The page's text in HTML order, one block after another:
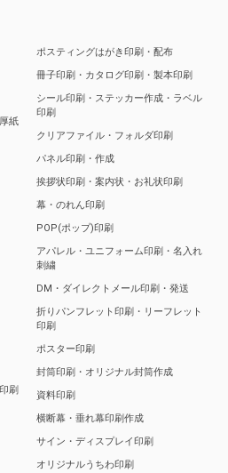
紙
刷
ポスティングはがき印刷・配布
冊子印刷・カタログ印刷・製本印刷
シール印刷・ステッカー作成・ラベル
印刷
クリアファイル・フォルダ印刷
パネル印刷・作成
挨拶状印刷・案内状・お礼状印刷
幕・のれん印刷
POP(ポップ)印刷
アパレル・ユニフォーム印刷・名入れ
刺繍
DM・ダイレクトメール印刷・発送
折りパンフレット印刷・リーフレット
印刷
ポスター印刷
封筒印刷・オリジナル封筒作成
資料印刷
横断幕・垂れ幕印刷作成
サイン・ディスプレイ印刷
オリジナルうちわ印刷